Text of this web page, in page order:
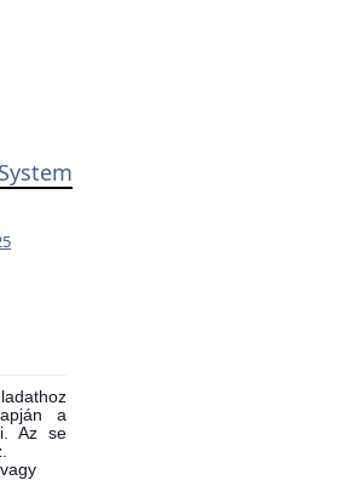
System
a
Az se